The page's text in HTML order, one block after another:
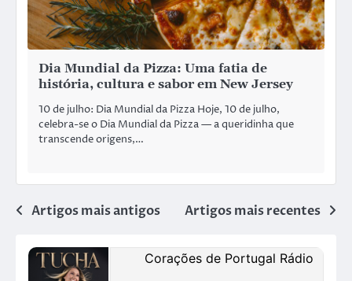
Dia Mundial da Pizza: Uma fatia de
história, cultura e sabor em New Jersey
10 de julho: Dia Mundial da Pizza Hoje, 10 de julho,
celebra-se o Dia Mundial da Pizza — a queridinha que
transcende origens,…
Artigos mais antigos Artigos mais recentes